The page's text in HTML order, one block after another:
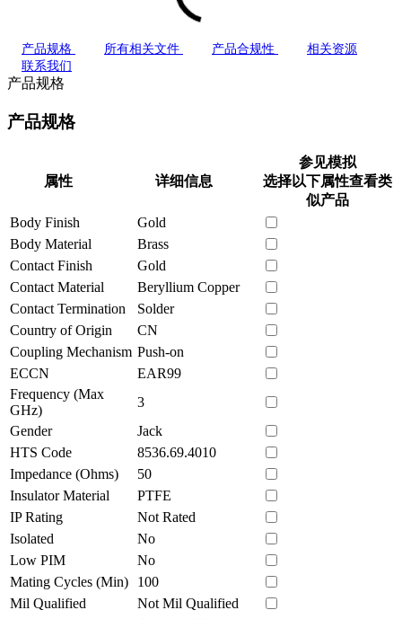
产品规格 所有相关文件 产品合规性
相关资源
联系我们
产品规格
产品规格
属性 详细信息
参见模拟
选择以下属性查看类
似产品
Body Finish
Gold
Body Material
Brass
Contact Finish
Gold
Contact Material
Beryllium Copper
Contact Termination
Solder
Country of Origin
CN
Coupling Mechanism Push-on
ECCN
EAR99
Frequency (Max
GHz)
3
Gender
Jack
HTS Code
8536.69.4010
Impedance (Ohms)
50
Insulator Material
PTFE
IP Rating
Not Rated
Isolated
No
Low PIM
No
Mating Cycles (Min)
100
Mil Qualified
Not Mil Qualified